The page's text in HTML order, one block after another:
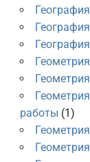
Геометрия
работы (1)